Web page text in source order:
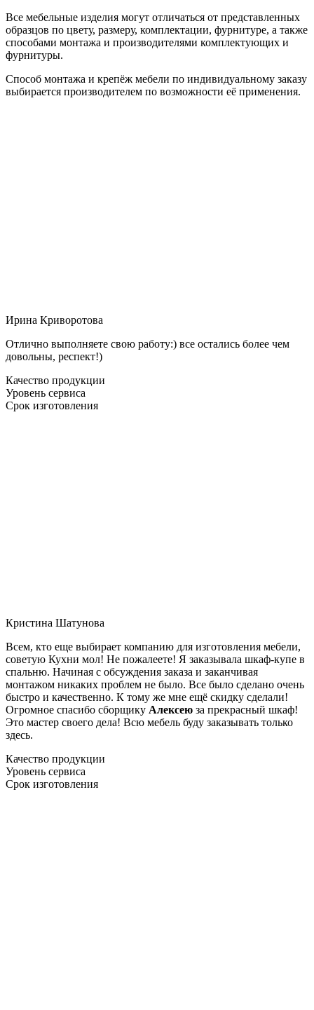
Все мебельные изделия могут отличаться от представленных
образцов по цвету, размеру, комплектации, фурнитуре, а также
способами монтажа и производителями комплектующих и
фурнитуры.
Способ монтажа и крепёж мебели по индивидуальному заказу
выбирается производителем по возможности её применения.
Ирина Криворотова
Отлично выполняете свою работу:) все остались более чем
довольны, респект!)
Качество продукции
Уровень сервиса
Срок изготовления
Кристина Шатунова
Всем, кто еще выбирает компанию для изготовления мебели,
советую Кухни мол! Не пожалеете! Я заказывала шкаф-купе в
спальню. Начиная с обсуждения заказа и заканчивая
монтажом никаких проблем не было. Все было сделано очень
быстро и качественно. К тому же мне ещё скидку сделали!
Огромное спасибо сборщику Алексею за прекрасный шкаф!
Это мастер своего дела! Всю мебель буду заказывать только
здесь.
Качество продукции
Уровень сервиса
Срок изготовления